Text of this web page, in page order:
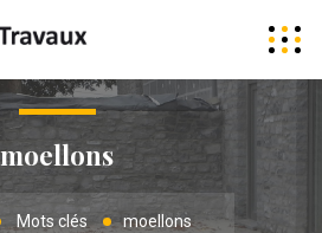
moellons
Mots clés moellons